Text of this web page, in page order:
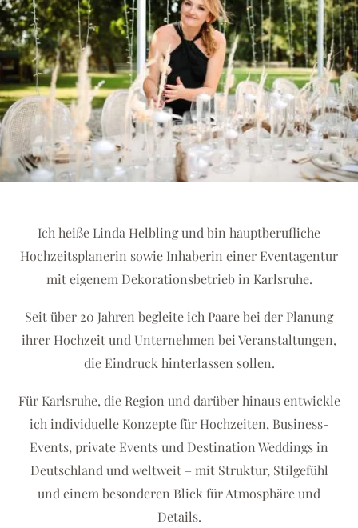
Ich heiße Linda Helbling und bin hauptberufliche
Hochzeitsplanerin sowie Inhaberin einer Eventagentur
mit eigenem Dekorationsbetrieb in Karlsruhe.
Seit über 20 Jahren begleite ich Paare bei der Planung
ihrer Hochzeit und Unternehmen bei Veranstaltungen,
die Eindruck hinterlassen sollen.
Für Karlsruhe, die Region und darüber hinaus entwickle
ich individuelle Konzepte für Hochzeiten, Business-
Events, private Events und Destination Weddings in
Deutschland und weltweit – mit Struktur, Stilgefühl
und einem besonderen Blick für Atmosphäre und
Details.